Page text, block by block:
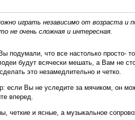
играть независимо от возраста и
не очень сложная и интересная.
что все настолько просто-
будут всячески мешать, а Вам не
это незамедлительно и четко.
если Вы не уследите за мячиком, он
вперед.
четкие и ясные, а музыкальное